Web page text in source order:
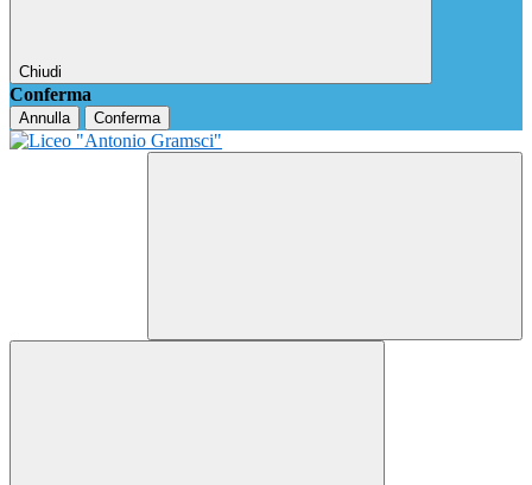
Chiudi
Conferma
Annulla Conferma